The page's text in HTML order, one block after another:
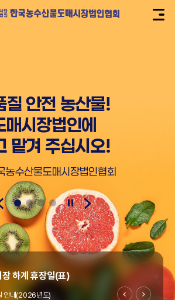
질 안전 농산물!
매시장법인에
맡겨 주십시오!
농수산물도매시장법인협회
하계 휴장일(표)
안내(2026년도)